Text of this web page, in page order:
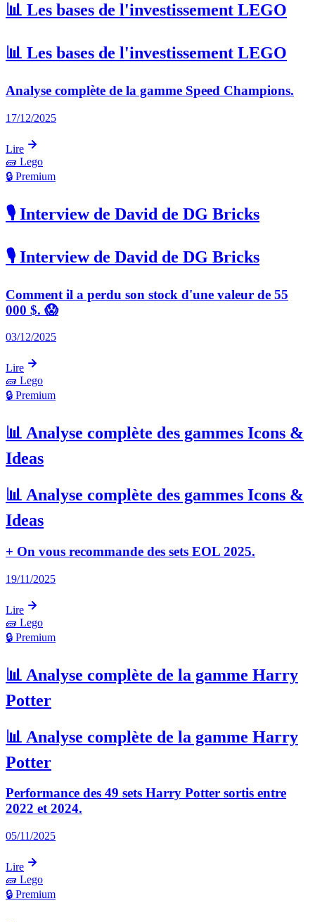
📊 Les bases de l'investissement LEGO
📊 Les bases de l'investissement LEGO
Analyse complète de la gamme Speed Champions.
17/12/2025
Lire
🧱 Lego
🔒 Premium
🎙️ Interview de David de DG Bricks
🎙️ Interview de David de DG Bricks
Comment il a perdu son stock d'une valeur de 55
000 $. 😱
03/12/2025
Lire
🧱 Lego
🔒 Premium
📊 Analyse complète des gammes Icons &
Ideas
📊 Analyse complète des gammes Icons &
Ideas
+ On vous recommande des sets EOL 2025.
19/11/2025
Lire
🧱 Lego
🔒 Premium
📊 Analyse complète de la gamme Harry
Potter
📊 Analyse complète de la gamme Harry
Potter
Performance des 49 sets Harry Potter sortis entre
2022 et 2024.
05/11/2025
Lire
🧱 Lego
🔒 Premium